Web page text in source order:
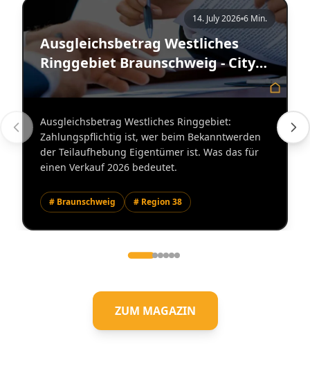
14. July 2026 6 Min.
Ausgleichsbetrag Westliches
Ringgebiet Braunschweig - City
Immobilienmakler
Ausgleichsbetrag Westliches Ringgebiet:
Zahlungspflichtig ist, wer beim Bekanntwerden
der Teilaufhebung Eigentümer ist. Was das für
einen Verkauf 2026 bedeutet.
# Braunschweig # Region 38
ZUM MAGAZIN